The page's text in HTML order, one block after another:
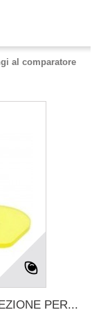
al comparatore
PER...